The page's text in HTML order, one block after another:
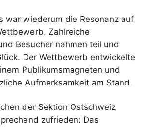
war wiederum die Resonanz auf
Zahlreiche
Besucher nahmen teil und
Der Wettbewerb entwickelte
Publikumsmagneten und
Aufmerksamkeit am Stand.
der Sektion Ostschweiz
zufrieden: Das